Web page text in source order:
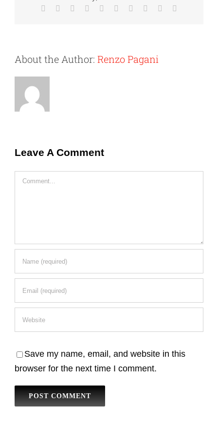
Facebook
TwitterReddit LinkedInWhatsApp
TumblrPinterest Xing
About the Author: Renzo Pagani
Leave A Comment
Comment
Save my name, email, and website in this
browser for the next time I comment.